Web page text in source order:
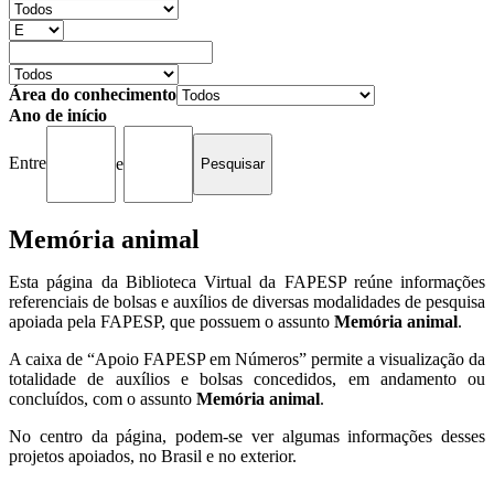
Área do conhecimento
Ano de início
Entre e
Memória animal
Esta página da Biblioteca Virtual da FAPESP reúne informações
referenciais de bolsas e auxílios de diversas modalidades de pesquisa
apoiada pela FAPESP, que possuem o assunto Memória animal.
A caixa de “Apoio FAPESP em Números” permite a visualização da
totalidade de auxílios e bolsas concedidos, em andamento ou
concluídos, com o assunto Memória animal.
No centro da página, podem-se ver algumas informações desses
projetos apoiados, no Brasil e no exterior.